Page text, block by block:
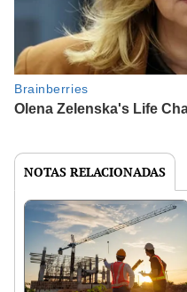
NOTAS RELACIONADAS